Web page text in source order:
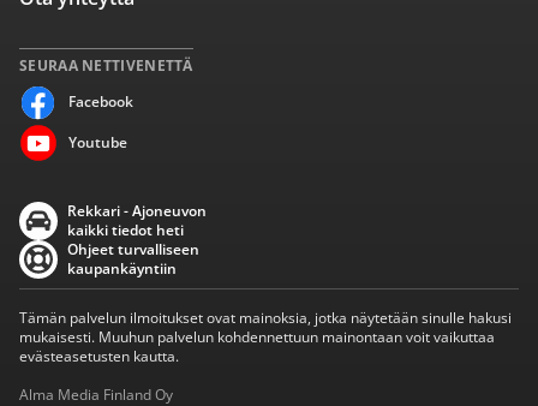
SEURAA NETTIVENETTÄ
Facebook
Youtube
Rekkari - Ajoneuvon
kaikki tiedot heti
Ohjeet turvalliseen
kaupankäyntiin
Tämän palvelun ilmoitukset ovat mainoksia, jotka näytetään sinulle hakusi
mukaisesti. Muuhun palvelun kohdennettuun mainontaan voit vaikuttaa
evästeasetusten kautta.
Alma Media Finland Oy